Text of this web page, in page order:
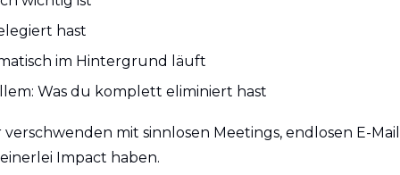
hast
im Hintergrund läuft
Was du komplett eliminiert hast
verschwenden mit sinnlosen Meetings, endlosen E-
Impact haben.